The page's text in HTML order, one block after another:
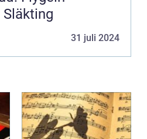
31 juli 2024